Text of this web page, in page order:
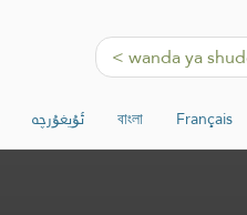
< wanda ya
ئۇيغۇرچە বাংলা Français